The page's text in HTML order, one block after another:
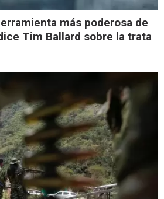
más poderosa de
Tim Ballard sobre la trata